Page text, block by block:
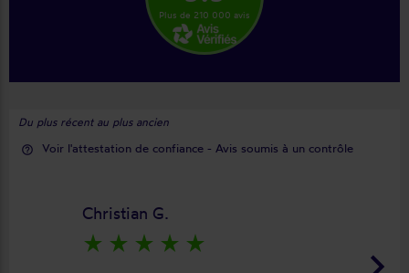
Plus de 210 000 avis
Du plus récent au plus ancien
help_outline Voir l'attestation de confiance - Avis soumis à un contrôle
Christian G.
star_rate star_rate star_rate star_rate star_rate